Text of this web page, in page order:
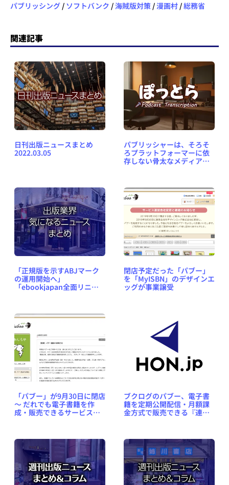
パブリッシング / ソフトバンク /海賊版対策 /漫画村 /総務省
関連記事
日刊出版ニュースまとめ
2022.03.05
パブリッシャーは、そろそ
ろプラットフォーマーに依
存しない骨太なメディアに
「正規版を示すABJマーク
の運用開始へ」
「ebookjapan全面リニュ
め #347（2018年11月5日～
11日）
閉店予定だった「パブー」
を「MyISBN」のデザインエ
ッグが事業譲受
「パブー」が9月30日に閉店
～ だれでも電子書籍を作
成・販売できるサービスの
ブクログのパブー、電子書
籍を定期公開配信・月額課
金方式で販売できる『連載